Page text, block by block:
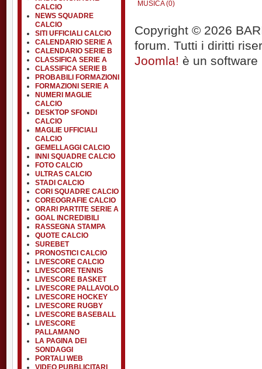
CALCIO
NEWS SQUADRE
CALCIO
SITI UFFICIALI CALCIO
CALENDARIO SERIE A
CALENDARIO SERIE B
CLASSIFICA SERIE A
CLASSIFICA SERIE B
PROBABILI FORMAZIONI
FORMAZIONI SERIE A
NUMERI MAGLIE
CALCIO
DESKTOP SFONDI
CALCIO
MAGLIE UFFICIALI
CALCIO
GEMELLAGGI CALCIO
INNI SQUADRE CALCIO
FOTO CALCIO
ULTRAS CALCIO
STADI CALCIO
CORI SQUADRE CALCIO
COREOGRAFIE CALCIO
ORARI PARTITE SERIE A
GOAL INCREDIBILI
RASSEGNA STAMPA
QUOTE CALCIO
SUREBET
PRONOSTICI CALCIO
LIVESCORE CALCIO
LIVESCORE TENNIS
LIVESCORE BASKET
LIVESCORE PALLAVOLO
LIVESCORE HOCKEY
LIVESCORE RUGBY
LIVESCORE BASEBALL
LIVESCORE
PALLAMANO
LA PAGINA DEI
SONDAGGI
PORTALI WEB
VIDEO PUBBLICITARI
MUSICA (0)
Copyright © 2026
forum. Tutti i diritti
Joomla! è un